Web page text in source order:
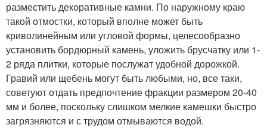
разместить декоративные камни. По наружному краю
такой отмостки, который вполне может быть
криволинейным или угловой формы, целесообразно
установить бордюрный камень, уложить брусчатку или 1-
2 ряда плитки, которые послужат удобной дорожкой.
Гравий или щебень могут быть любыми, но, все таки,
советуют отдать предпочтение фракции размером 20-40
мм и более, поскольку слишком мелкие камешки быстро
загрязняются и с трудом отмываются водой.